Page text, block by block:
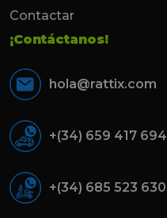
Contactar
¡Contáctanos!
hola@rattix.com
+(34) 659 417 694
+(34) 685 523 630